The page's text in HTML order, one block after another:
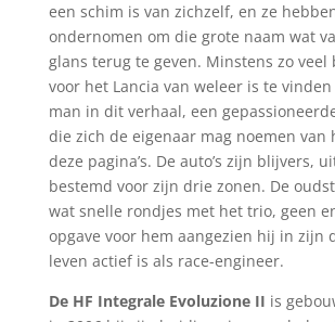
een schim is van zichzelf, en ze
ondernomen om die grote naam wat
glans terug te geven. Minstens zo veel
voor het Lancia van weleer is te
man in dit verhaal, een
die zich de eigenaar mag noemen van
deze pagina’s. De auto’s zijn blijvers,
bestemd voor zijn drie zonen. De
wat snelle rondjes met het trio, geen
opgave voor hem aangezien hij in zijn
leven actief is als race-engineer.
De HF Integrale Evoluzione II is